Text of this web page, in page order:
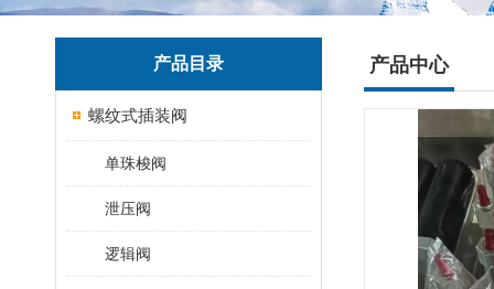
产品目录
螺纹式插装阀
单珠梭阀
泄压阀
逻辑阀
产品中心